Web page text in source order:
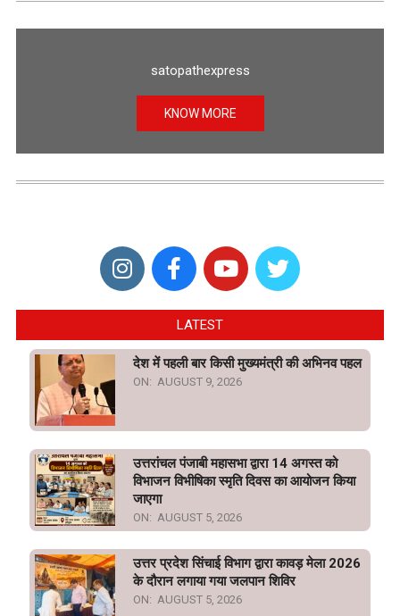
satopathexpress
KNOW MORE
LATEST
देश में पहली बार किसी मुख्यमंत्री की अभिनव पहल
ON: AUGUST 9, 2026
उत्तरांचल पंजाबी महासभा द्वारा 14 अगस्त को
विभाजन विभीषिका स्मृति दिवस का आयोजन किया
जाएगा
ON: AUGUST 5, 2026
उत्तर प्रदेश सिंचाई विभाग द्वारा कावड़ मेला 2026
के दौरान लगाया गया जलपान शिविर
ON: AUGUST 5, 2026